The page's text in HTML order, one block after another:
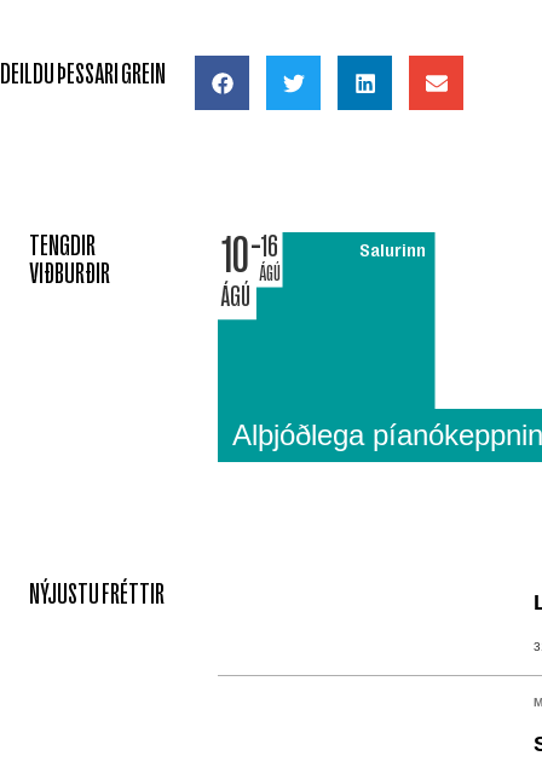
DEILDU ÞESSARI GREIN
TENGDIR
VIÐBURÐIR
10
ÁGÚ
16
ÁGÚ
Salurinn
Alþjóðlega píanókeppnin
NÝJUSTU FRÉTTIR